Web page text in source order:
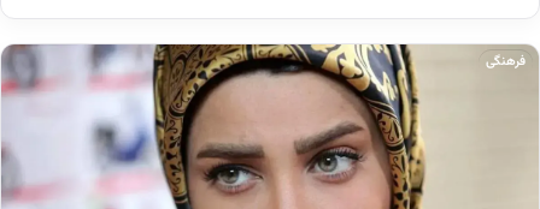
فرهنگی